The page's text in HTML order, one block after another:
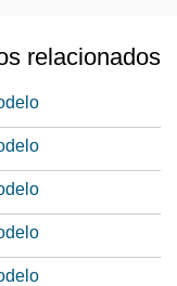
relacionados